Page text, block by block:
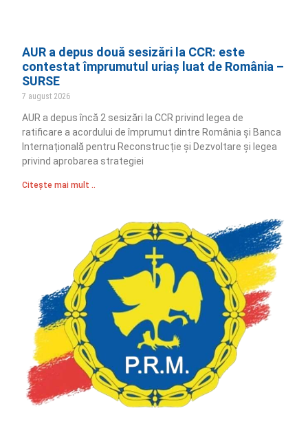
AUR a depus două sesizări la CCR: este
contestat împrumutul uriaș luat de România –
SURSE
7 august 2026
AUR a depus încă 2 sesizări la CCR privind legea de
ratificare a acordului de împrumut dintre România și Banca
Internațională pentru Reconstrucție și Dezvoltare și legea
privind aprobarea strategiei
Citește mai mult ..